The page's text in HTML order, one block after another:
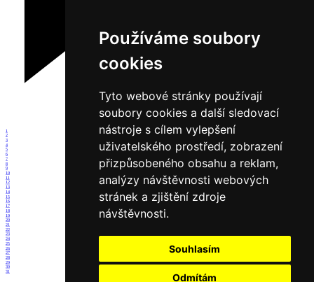
Používáme soubory
cookies
Tyto webové stránky používají
soubory cookies a další sledovací
nástroje s cílem vylepšení
uživatelského prostředí, zobrazení
přizpůsobeného obsahu a reklam,
analýzy návštěvnosti webových
stránek a zjištění zdroje
návštěvnosti.
Souhlasím
Odmítám
1
2
3
4
5
6
7
8
9
10
11
12
13
14
15
16
17
18
19
20
21
22
23
24
25
26
27
28
29
30
31